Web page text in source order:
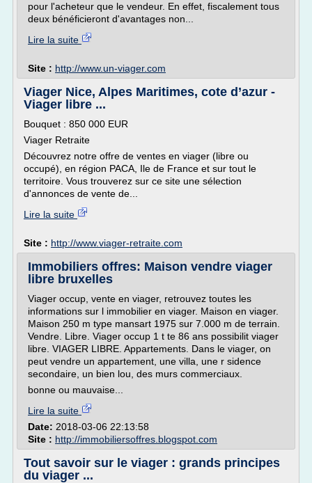
pour l'acheteur que le vendeur. En effet, fiscalement tous
deux bénéficieront d'avantages non...
Lire la suite
Site : http://www.un-viager.com
Viager Nice, Alpes Maritimes, cote d’azur -
Viager libre ...
Bouquet : 850 000 EUR
Viager Retraite
Découvrez notre offre de ventes en viager (libre ou
occupé), en région PACA, Ile de France et sur tout le
territoire. Vous trouverez sur ce site une sélection
d'annonces de vente de...
Lire la suite
Site : http://www.viager-retraite.com
Immobiliers offres: Maison vendre viager
libre bruxelles
Viager occup, vente en viager, retrouvez toutes les
informations sur l immobilier en viager. Maison en viager.
Maison 250 m type mansart 1975 sur 7.000 m de terrain.
Vendre. Libre. Viager occup 1 t te 86 ans possibilit viager
libre. VIAGER LIBRE. Appartements. Dans le viager, on
peut vendre un appartement, une villa, une r sidence
secondaire, un bien lou, des murs commerciaux.
bonne ou mauvaise...
Lire la suite
Date: 2018-03-06 22:13:58
Site : http://immobiliersoffres.blogspot.com
Tout savoir sur le viager : grands principes
du viager ...